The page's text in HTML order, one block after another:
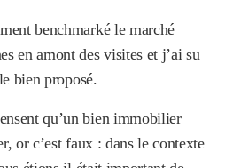
benchmarké le marché
en amont des visites et j’ai su
bien proposé.
qu’un bien immobilier
or c’est faux : dans le contexte